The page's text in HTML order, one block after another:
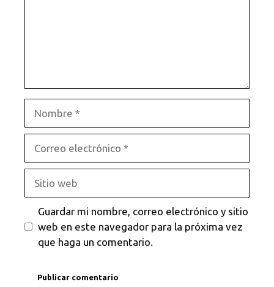
electrónico
web
Guardar mi nombre, correo electrónico y sitio
web en este navegador para la próxima vez
que haga un comentario.